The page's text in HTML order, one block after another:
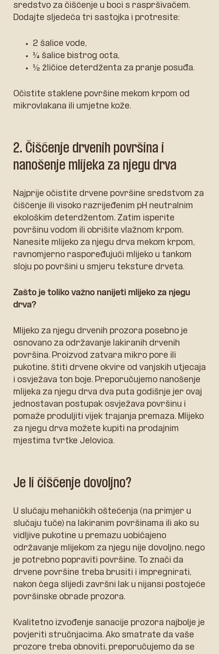
sredstvo za čišćenje u boci s raspršivačem.
Dodajte sljedeća tri sastojka i protresite:
2 šalice vode,
¼ šalice bistrog octa,
½ žličice deterdženta za pranje posuđa.
Očistite staklene površine mekom krpom od
mikrovlakana ili umjetne kože.
2. Čišćenje drvenih površina i
nanošenje mlijeka za njegu drva
Najprije očistite drvene površine sredstvom za
čišćenje ili visoko razrijeđenim pH neutralnim
ekološkim deterdžentom. Zatim isperite
površinu vodom ili obrišite vlažnom krpom.
Nanesite mlijeko za njegu drva mekom krpom,
ravnomjerno raspoređujući mlijeko u tankom
sloju po površini u smjeru teksture drveta.
Zašto je toliko važno nanijeti mlijeko za njegu
drva?
Mlijeko za njegu drvenih prozora posebno je
osnovano za održavanje lakiranih drvenih
površina. Proizvod zatvara mikro pore ili
pukotine, štiti drvene okvire od vanjskih utjecaja
i osvježava ton boje. Preporučujemo nanošenje
mlijeka za njegu drva dva puta godišnje jer ovaj
jednostavan postupak osvježava površinu i
pomaže produljiti vijek trajanja premaza. Mlijeko
za njegu drva možete kupiti na prodajnim
mjestima tvrtke Jelovica.
Je li čišćenje dovoljno?
U slučaju mehaničkih oštećenja (na primjer u
slučaju tuče) na lakiranim površinama ili ako su
vidljive pukotine u premazu uobičajeno
održavanje mlijekom za njegu nije dovoljno, nego
je potrebno popraviti površine. To znači da
drvene površine treba brusiti i impregnirati,
nakon čega slijedi završni lak u nijansi postojeće
površinske obrade prozora.
Kvalitetno izvođenje sanacije prozora najbolje je
povjeriti stručnjacima. Ako smatrate da vaše
prozore treba obnoviti, preporučujemo da se